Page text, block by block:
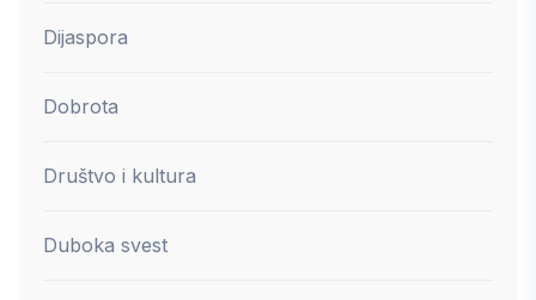
Dijaspora
Dobrota
Društvo i kultura
Duboka svest